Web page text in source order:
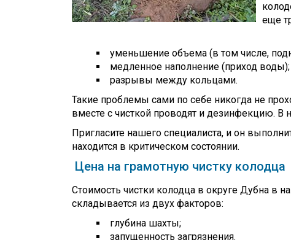
еще
уменьшение объема (в том числе,
медленное наполнение (приход воды);
разрывы между кольцами.
Такие проблемы сами по себе никогда не
вместе с чисткой проводят и дезинфекцию.
Пригласите нашего специалиста, и он
находится в критическом состоянии.
Цена на грамотную чистку колодца
Стоимость чистки колодца в округе Дубна в
складывается из двух факторов:
глубина шахты;
запущенность загрязнения.